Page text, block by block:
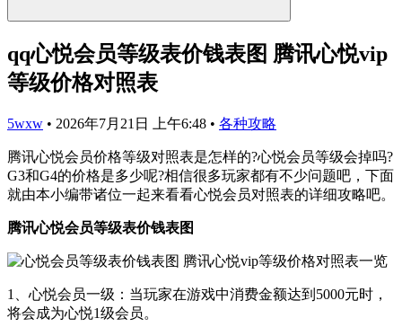
qq心悦会员等级表价钱表图 腾讯心悦vip
等级价格对照表
5wxw • 2026年7月21日 上午6:48 • 各种攻略
腾讯心悦会员价格等级对照表是怎样的?心悦会员等级会掉吗?
G3和G4的价格是多少呢?相信很多玩家都有不少问题吧，下面
就由本小编带诸位一起来看看心悦会员对照表的详细攻略吧。
腾讯心悦会员等级表价钱表图
1、心悦会员一级：当玩家在游戏中消费金额达到5000元时，
将会成为心悦1级会员。